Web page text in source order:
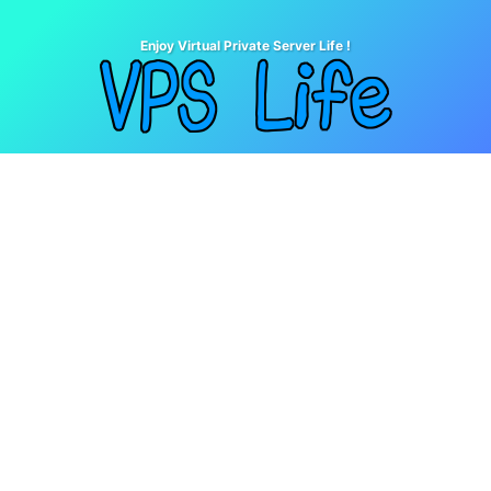
Enjoy Virtual Private Server Life !